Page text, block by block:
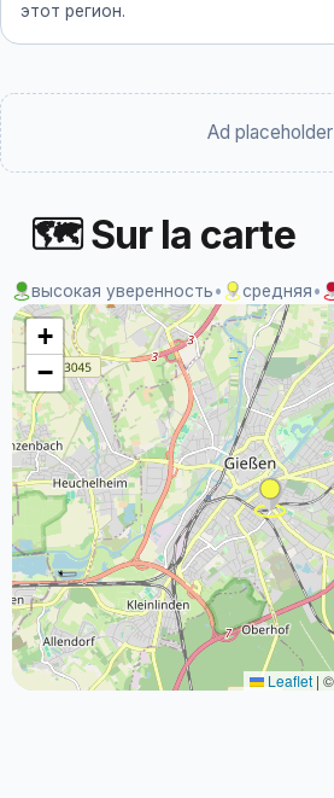
этот регион.
Ad placeholder
🗺 Sur la carte
высокая уверенность• средняя•
+
−
Leaflet |